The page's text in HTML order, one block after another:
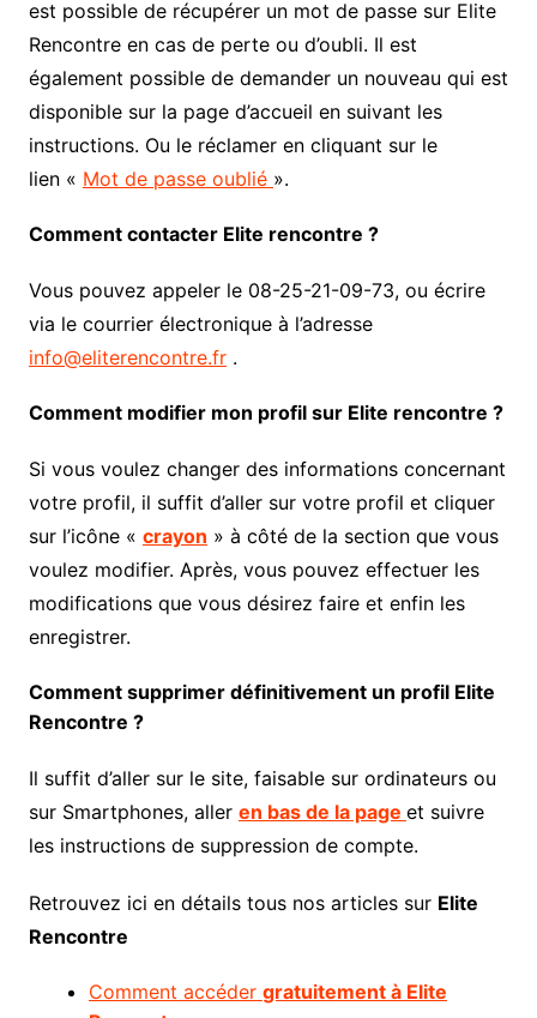
est possible de récupérer un mot de passe sur Elite
Rencontre en cas de perte ou d’oubli. Il est
également possible de demander un nouveau qui est
disponible sur la page d’accueil en suivant les
instructions. Ou le réclamer en cliquant sur le
lien « Mot de passe oublié ».
Comment contacter Elite rencontre ?
Vous pouvez appeler le 08-25-21-09-73, ou écrire
via le courrier électronique à l’adresse
info@eliterencontre.fr.
Comment modifier mon profil sur Elite rencontre ?
Si vous voulez changer des informations concernant
votre profil, il suffit d’aller sur votre profil et cliquer
sur l’icône « crayon » à côté de la section que vous
voulez modifier. Après, vous pouvez effectuer les
modifications que vous désirez faire et enfin les
enregistrer.
Comment supprimer définitivement un profil Elite
Rencontre ?
Il suffit d’aller sur le site, faisable sur ordinateurs ou
sur Smartphones, aller en bas de la page et suivre
les instructions de suppression de compte.
Retrouvez ici en détails tous nos articles sur Elite
Rencontre
Comment accéder gratuitement à Elite